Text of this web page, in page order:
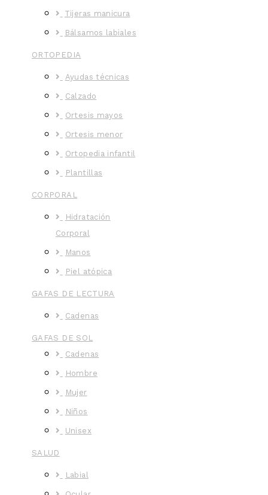
Tijeras manicura
Bálsamos labiales
ORTOPEDIA
Ayudas técnicas
Calzado
Ortesis mayos
Ortesis menor
Ortopedia infantil
Plantillas
CORPORAL
Hidratación
Corporal
Manos
Piel atópica
GAFAS DE LECTURA
Cadenas
GAFAS DE SOL
Cadenas
Hombre
Mujer
Niños
Unisex
SALUD
Labial